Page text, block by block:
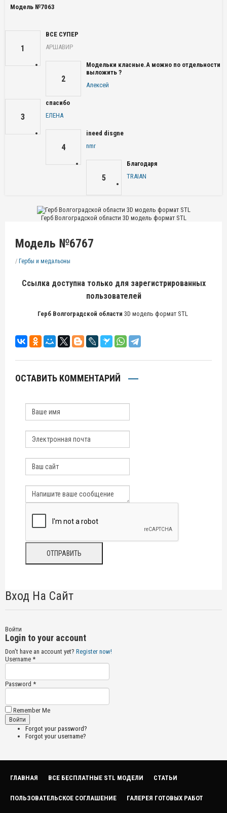
Модель №7063
1
ВСЕ СУПЕР
АРШАВИР
2
Модельки класные.А можно по отдельности
выложить ?
Алексей
3
спасибо
ЕЛЕНА
4
ineed disgne
nmr
5
Благодаря
TRAIAN
Герб Волгоградской области 3D модель формат STL
Модель №6767
/ Гербы и медальоны
Ссылка доступна только для зарегистрированных
пользователей
Герб Волгоградской области 3D модель формат STL
ОСТАВИТЬ КОММЕНТАРИЙ
Вход На Сайт
Войти
Login to your account
Don't have an account yet? Register now!
Username *
Password *
Remember Me
Forgot your password?
Forgot your username?
ГЛАВНАЯ ВСЕ БЕСПЛАТНЫЕ STL МОДЕЛИ СТАТЬИ
ПОЛЬЗОВАТЕЛЬСКОЕ СОГЛАШЕНИЕ ГАЛЕРЕЯ ГОТОВЫХ РАБОТ